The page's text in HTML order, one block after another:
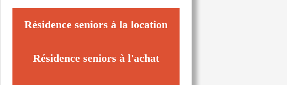
Résidence seniors à la location
Résidence seniors à l'achat